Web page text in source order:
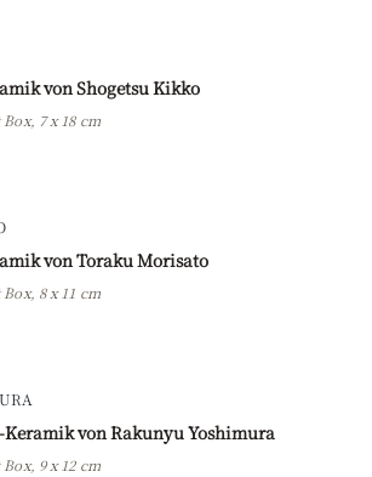
von Shogetsu Kikko
7 x 18 cm
von Toraku Morisato
8 x 11 cm
Keramik von Rakunyu Yoshimura
9 x 12 cm